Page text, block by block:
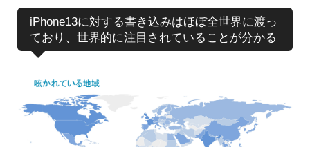
iPhone13に対する書き込みはほぼ全世界に渡っ
ており、世界的に注目されていることが分かる